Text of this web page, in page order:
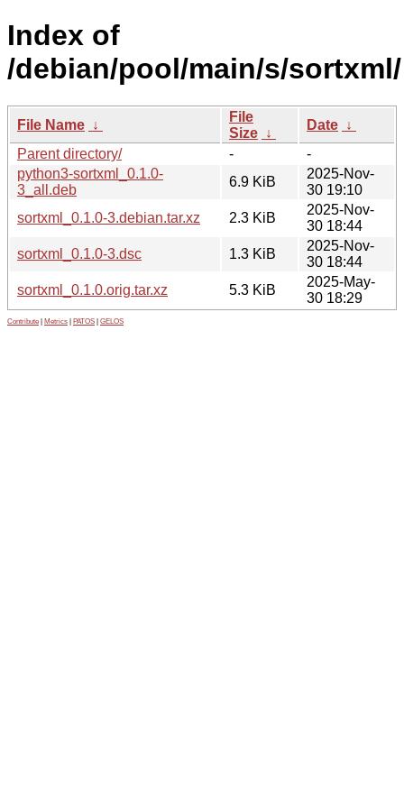
Index of
/debian/pool/main/s/sortxml/
File Name ↓
File
Size ↓
Date ↓
Parent directory/
-
-
python3-sortxml_0.1.0-
3_all.deb
6.9 KiB
2025-Nov-
30 19:10
sortxml_0.1.0-3.debian.tar.xz
2.3 KiB
2025-Nov-
30 18:44
sortxml_0.1.0-3.dsc
1.3 KiB
2025-Nov-
30 18:44
sortxml_0.1.0.orig.tar.xz
5.3 KiB
2025-May-
30 18:29
Contribute Metrics PATOS GELOS